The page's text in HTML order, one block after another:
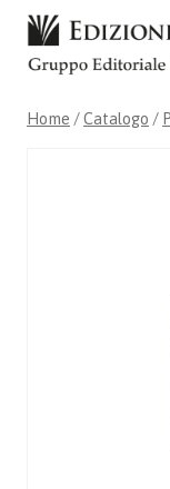
Salta
contenuto
Home /Catalogo /